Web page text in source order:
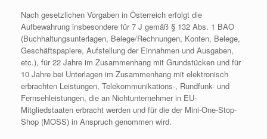
Nach gesetzlichen Vorgaben in Österreich erfolgt die
Aufbewahrung insbesondere für 7 J gemäß § 132 Abs. 1 BAO
(Buchhaltungsunterlagen, Belege/Rechnungen, Konten, Belege,
Geschäftspapiere, Aufstellung der Einnahmen und Ausgaben,
etc.), für 22 Jahre im Zusammenhang mit Grundstücken und für
10 Jahre bei Unterlagen im Zusammenhang mit elektronisch
erbrachten Leistungen, Telekommunikations-, Rundfunk- und
Fernsehleistungen, die an Nichtunternehmer in EU-
Mitgliedstaaten erbracht werden und für die der Mini-One-Stop-
Shop (MOSS) in Anspruch genommen wird.